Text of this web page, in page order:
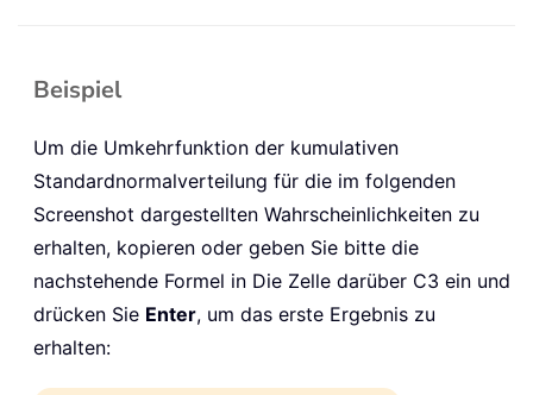
Beispiel
Um die Umkehrfunktion der kumulativen
Standardnormalverteilung für die im folgenden
Screenshot dargestellten Wahrscheinlichkeiten zu
erhalten, kopieren oder geben Sie bitte die
nachstehende Formel in Die Zelle darüber C3 ein und
drücken Sie Enter, um das erste Ergebnis zu
erhalten: